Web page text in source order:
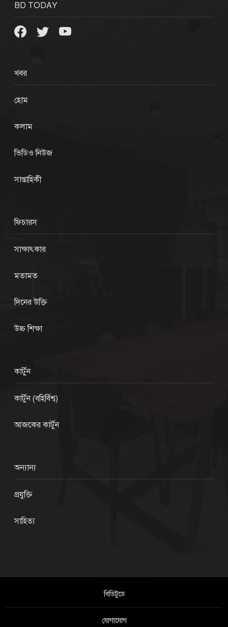
BD TODAY
খবর
হোম
কলাম
ভিডিও নিউজ
সাপ্তাহিকী
ফিচারস
সাক্ষাৎকার
মতামত
দিনের উক্তি
উচ্চ শিক্ষা
কার্টুন
কার্টুন (বহির্বিশ্ব)
আজকের কার্টুন
অন্যান্য
প্রযুক্তি
সাহিত্য
বিডিটুডে
যোগাযোগ